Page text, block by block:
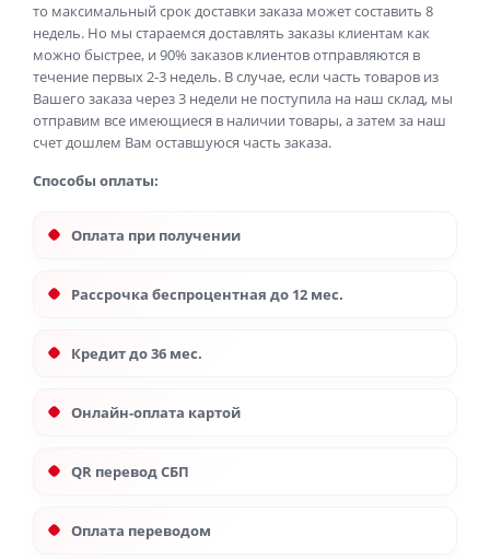
то максимальный срок доставки заказа может составить 8
недель. Но мы стараемся доставлять заказы клиентам как
можно быстрее, и 90% заказов клиентов отправляются в
течение первых 2-3 недель. В случае, если часть товаров из
Вашего заказа через 3 недели не поступила на наш склад, мы
отправим все имеющиеся в наличии товары, а затем за наш
счет дошлем Вам оставшуюся часть заказа.
Способы оплаты:
Оплата при получении
Рассрочка беспроцентная до 12 мес.
Кредит до 36 мес.
Онлайн-оплата картой
QR перевод СБП
Оплата переводом